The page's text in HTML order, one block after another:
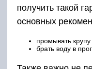
получить такой
основных
промывать крупу
брать воду в